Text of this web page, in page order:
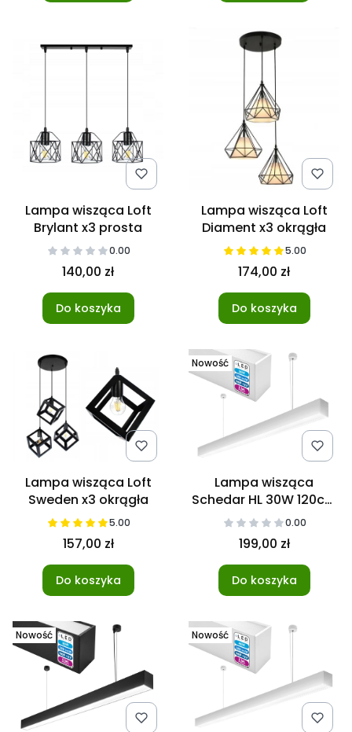
Lampa wisząca Loft
Brylant x3 prosta
0.00
140,00 zł
Do koszyka
Lampa wisząca Loft
Diament x3 okrągła
5.00
174,00 zł
Do koszyka
Lampa wisząca Loft
Sweden x3 okrągła
5.00
157,00 zł
Do koszyka
Nowość
Lampa wisząca
Schedar HL 30W 120cm
4000K Biała
0.00
199,00 zł
Do koszyka
Nowość Nowość